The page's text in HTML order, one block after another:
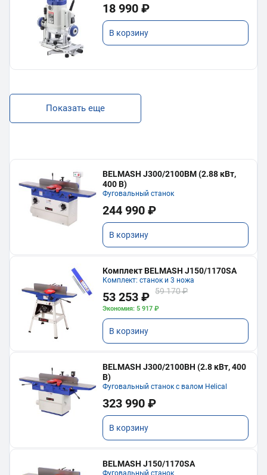
18 990 ₽
В корзину
Показать еще
BELMASH J300/2100ВМ (2.88 кВт,
400 В)
Фуговальный станок
244 990 ₽
В корзину
Комплект BELMASH J150/1170SA
Комплект: станок и 3 ножа
53 253 ₽ 59 170 ₽
Экономия: 5 917 ₽
В корзину
BELMASH J300/2100ВH (2.8 кВт, 400
В)
Фуговальный станок с валом Helical
323 990 ₽
В корзину
BELMASH J150/1170SA
Фуговальный станок